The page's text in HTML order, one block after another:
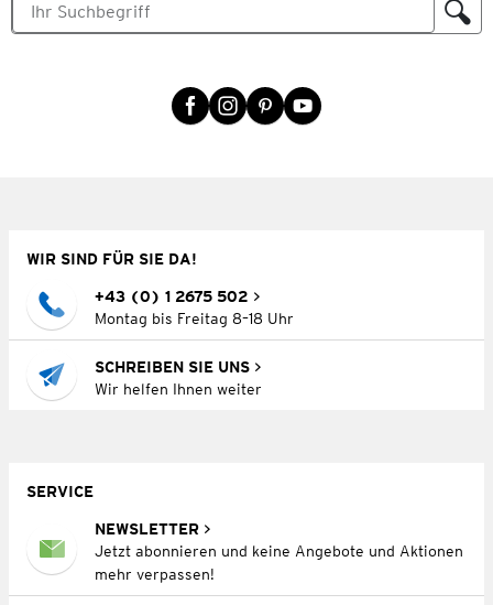
WIR SIND FÜR SIE DA!
+43 (0) 1 2675 502
Montag bis Freitag 8–18 Uhr
SCHREIBEN SIE UNS
Wir helfen Ihnen weiter
SERVICE
NEWSLETTER
Jetzt abonnieren und keine Angebote und Aktionen
mehr verpassen!